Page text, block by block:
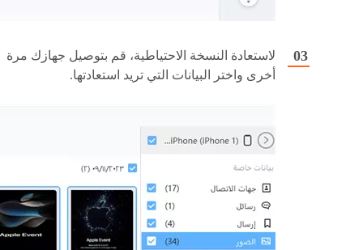
لاستعادة النسخة الاحتياطية، قم بتوصيل جهازك مرة
أخرى واختر البيانات التي تريد استعادتها.